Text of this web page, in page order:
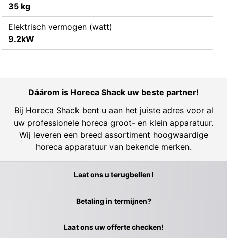
35 kg
Elektrisch vermogen (watt)
9.2kW
Dáárom is Horeca Shack uw beste partner!
Bij Horeca Shack bent u aan het juiste adres voor al
uw professionele horeca groot- en klein apparatuur.
Wij leveren een breed assortiment hoogwaardige
horeca apparatuur van bekende merken.
Laat ons u terugbellen!
Betaling in termijnen?
Laat ons uw offerte checken!